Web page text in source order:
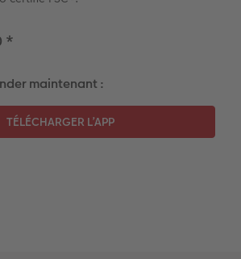
décoration murale
*
maintenant :